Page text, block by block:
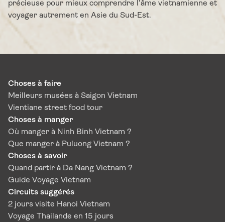
précieuse pour mieux comprendre l’âme vietnamienne et
voyager autrement en Asie du Sud-Est.
Choses à faire
Meilleurs musées à Saigon Vietnam
Vientiane street food tour
Choses à manger
Où manger à Ninh Binh Vietnam ?
Que manger à Puluong Vietnam ?
Choses à savoir
Quand partir à Da Nang Vietnam ?
Guide Voyage Vietnam
Circuits suggérés
2 jours visite Hanoi Vietnam
Voyage Thailande en 15 jours